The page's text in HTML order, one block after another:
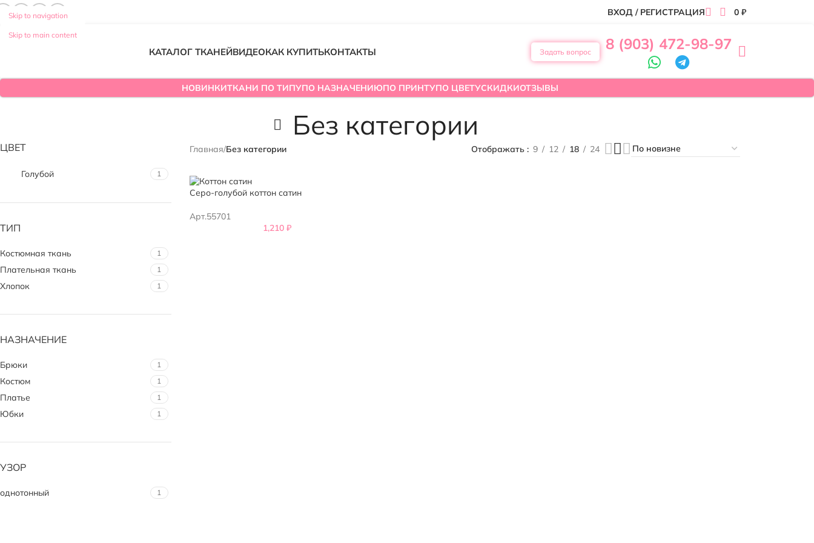
Skip to navigation
Skip to main content
ВХОД / РЕГИСТРАЦИЯ 0 ₽
КАТАЛОГ ТКАНЕЙВИДЕОКАК КУПИТЬКОНТАКТЫ Задать вопрос 8 (903) 472-98-97
НОВИНКИТКАНИ ПО ТИПУПО НАЗНАЧЕНИЮПО ПРИНТУПО ЦВЕТУСКИДКИОТЗЫВЫ
Без категории
ЦВЕТ
Голубой 1
ТИП
Костюмная ткань 1
Плательная ткань 1
Хлопок 1
НАЗНАЧЕНИЕ
Брюки 1
Костюм 1
Платье 1
Юбки 1
УЗОР
однотонный 1
Главная/Без категории Отображать 9 12 18 24
Серо-голубой коттон сатин
Арт.55701
1,210₽